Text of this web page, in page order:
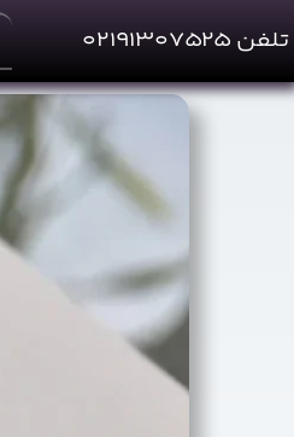
to
تلفن ۰۲۱۹۱۳۰۷۵۲۵